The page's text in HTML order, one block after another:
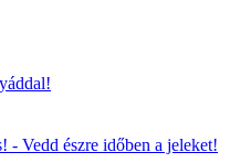
- Vedd észre időben a jeleket!